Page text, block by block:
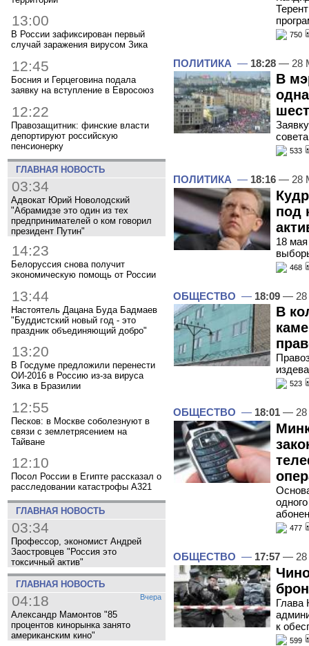
13:00
В России зафиксирован первый
случай заражения вирусом Зика
12:45
Босния и Герцеговина подала
заявку на вступление в Евросоюз
12:22
Правозащитник: финские власти
депортируют российскую
пенсионерку
ГЛАВНАЯ НОВОСТЬ
03:34
Адвокат Юрий Новолодский
"Абрамидзе это один из тех
предпринимателей о ком говорил
президент Путин"
14:23
Белоруссия снова получит
экономическую помощь от России
13:44
Настоятель Дацана Буда Бадмаев
"Буддистский новый год - это
праздник объединяющий добро"
13:20
В Госдуме предложили перенести
ОИ-2016 в Россию из-за вируса
Зика в Бразилии
12:55
Песков: в Москве соболезнуют в
связи с землетрясением на
Тайване
12:10
Посол России в Египте рассказал о
расследовании катастрофы A321
ГЛАВНАЯ НОВОСТЬ
03:34
Профессор, экономист Андрей
Заостровцев "Россия это
токсичный актив"
ГЛАВНАЯ НОВОСТЬ
Вчера
04:18
Александр Мамонтов "85
процентов кинорынка занято
американским кино"
750
ПОЛИТИКА — 18:28 — 28
В
533
ПОЛИТИКА — 18:16 — 28
под
18
468
ОБЩЕСТВО — 18:09 — 28
В
523
ОБЩЕСТВО — 18:01 — 28
477
ОБЩЕСТВО — 17:57 — 28
Глава
к
599